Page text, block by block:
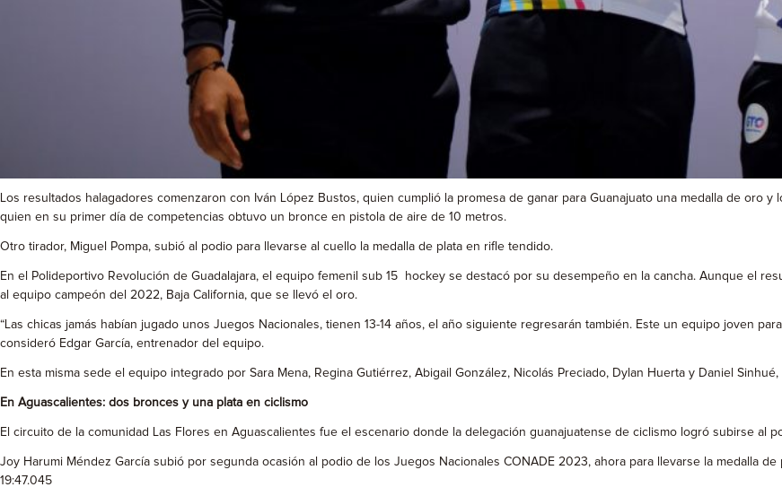
Los resultados halagadores comenzaron con Iván López Bustos, quien cumplió la promesa de ganar para Guanajuato una medalla de oro
quien en su primer día de competencias obtuvo un bronce en pistola de aire de 10 metros.
Otro tirador, Miguel Pompa, subió al podio para llevarse al cuello la medalla de plata en rifle tendido.
En el Polideportivo Revolución de Guadalajara, el equipo femenil sub 15 hockey se destacó por su desempeño en la cancha. Aunque el
al equipo campeón del 2022, Baja California, que se llevó el oro.
“Las chicas jamás habían jugado unos Juegos Nacionales, tienen 13-14 años, el año siguiente regresarán también. Este un equipo joven
consideró Edgar García, entrenador del equipo.
En esta misma sede el equipo integrado por Sara Mena, Regina Gutiérrez, Abigail González, Nicolás Preciado, Dylan Huerta y Daniel
En Aguascalientes: dos bronces y una plata en ciclismo
El circuito de la comunidad Las Flores en Aguascalientes fue el escenario donde la delegación guanajuatense de ciclismo logró subirse al
Joy Harumi Méndez García subió por segunda ocasión al podio de los Juegos Nacionales CONADE 2023, ahora para llevarse la medalla
19:47.045